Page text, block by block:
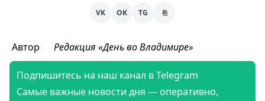
VK OK TG ⎘
Автор Редакция «День во Владимире»
Подпишитесь на наш канал в Telegram
Самые важные новости дня — оперативно,